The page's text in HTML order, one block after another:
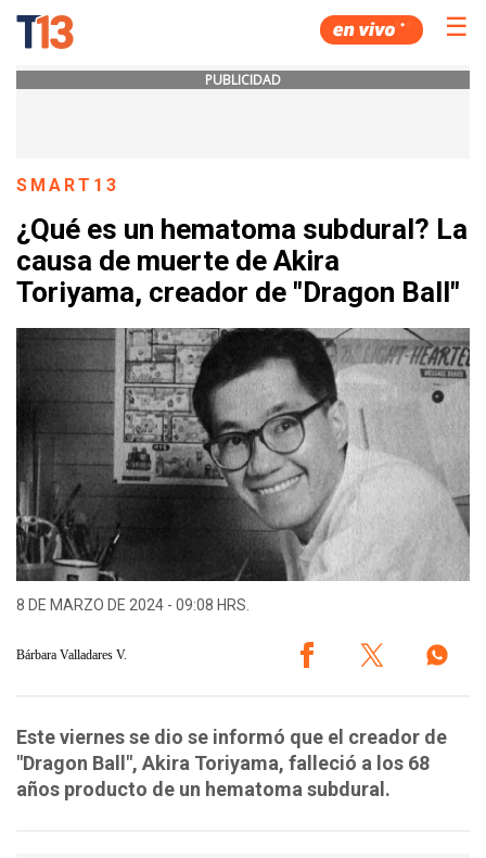
☰
PUBLICIDAD
SMART13
¿Qué es un hematoma subdural? La
causa de muerte de Akira
Toriyama, creador de "Dragon Ball"
8 DE MARZO DE 2024 - 09:08 HRS.
Bárbara Valladares V.
Este viernes se dio se informó que el creador de
"Dragon Ball", Akira Toriyama, falleció a los 68
años producto de un hematoma subdural.